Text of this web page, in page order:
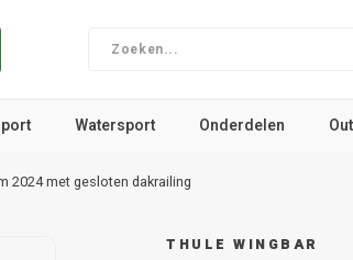
Watersport Onderdelen
2024 met gesloten dakrailing
THULE WINGBAR